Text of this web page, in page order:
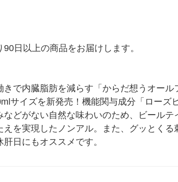
日以上の商品をお届けします。
で内臓脂肪を減らす「からだ想うオー
サイズを新発売！機能関与成分「ローズ
どがない自然な味わいのため、ビール
を実現したノンアル。また、グッとく
日にもオススメです。